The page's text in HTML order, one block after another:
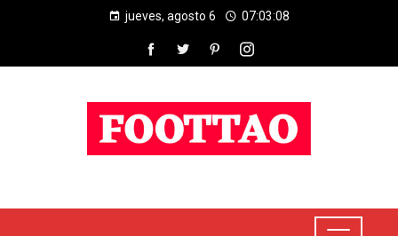
jueves, agosto 6 07:03:08